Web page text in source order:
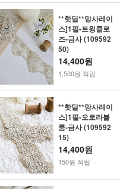
**핫딜**망사레이
스]1필-트윙클로
즈-금사 (109592
50)
14,400원
1,500원 적립
**핫딜**망사레이
스]1필-오로라블
룸-금사 (109592
15)
14,400원
150원 적립